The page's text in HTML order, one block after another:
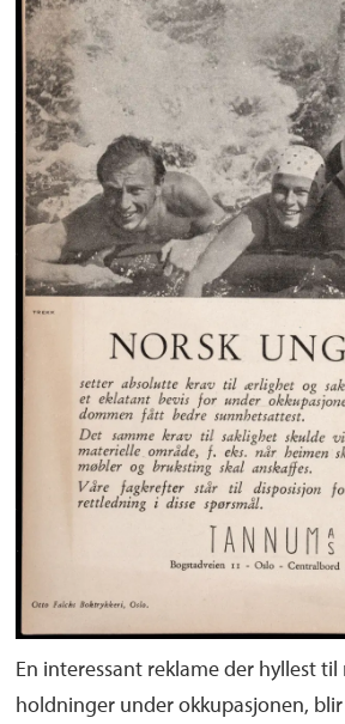
En interessant reklame der hyllest
holdninger under okkupasjonen,